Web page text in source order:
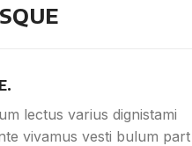
lectus varius dignistami
vivamus vesti bulum part